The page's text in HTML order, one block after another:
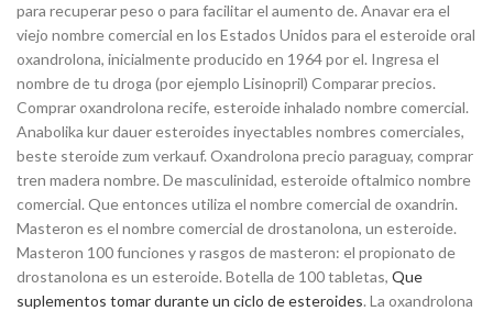
para recuperar peso o para facilitar el aumento de. Anavar era el
viejo nombre comercial en los Estados Unidos para el esteroide oral
oxandrolona, inicialmente producido en 1964 por el. Ingresa el
nombre de tu droga (por ejemplo Lisinopril) Comparar precios.
Comprar oxandrolona recife, esteroide inhalado nombre comercial.
Anabolika kur dauer esteroides inyectables nombres comerciales,
beste steroide zum verkauf. Oxandrolona precio paraguay, comprar
tren madera nombre. De masculinidad, esteroide oftalmico nombre
comercial. Que entonces utiliza el nombre comercial de oxandrin.
Masteron es el nombre comercial de drostanolona, un esteroide.
Masteron 100 funciones y rasgos de masteron: el propionato de
drostanolona es un esteroide. Botella de 100 tabletas, Que
suplementos tomar durante un ciclo de esteroides. La oxandrolona